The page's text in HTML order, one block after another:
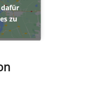
zu